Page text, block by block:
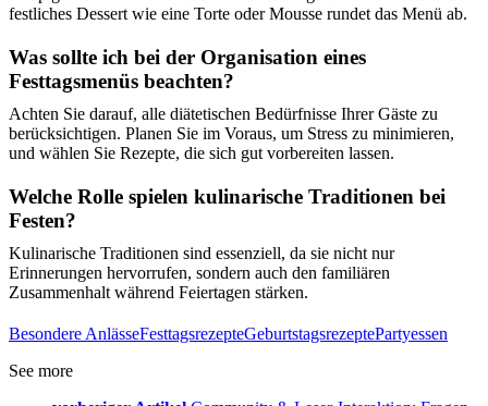
festliches Dessert wie eine Torte oder Mousse rundet das Menü ab.
Was sollte ich bei der Organisation eines
Festtagsmenüs beachten?
Achten Sie darauf, alle diätetischen Bedürfnisse Ihrer Gäste zu
berücksichtigen. Planen Sie im Voraus, um Stress zu minimieren,
und wählen Sie Rezepte, die sich gut vorbereiten lassen.
Welche Rolle spielen kulinarische Traditionen bei
Festen?
Kulinarische Traditionen sind essenziell, da sie nicht nur
Erinnerungen hervorrufen, sondern auch den familiären
Zusammenhalt während Feiertagen stärken.
Besondere AnlässeFesttagsrezepteGeburtstagsrezeptePartyessen
See more